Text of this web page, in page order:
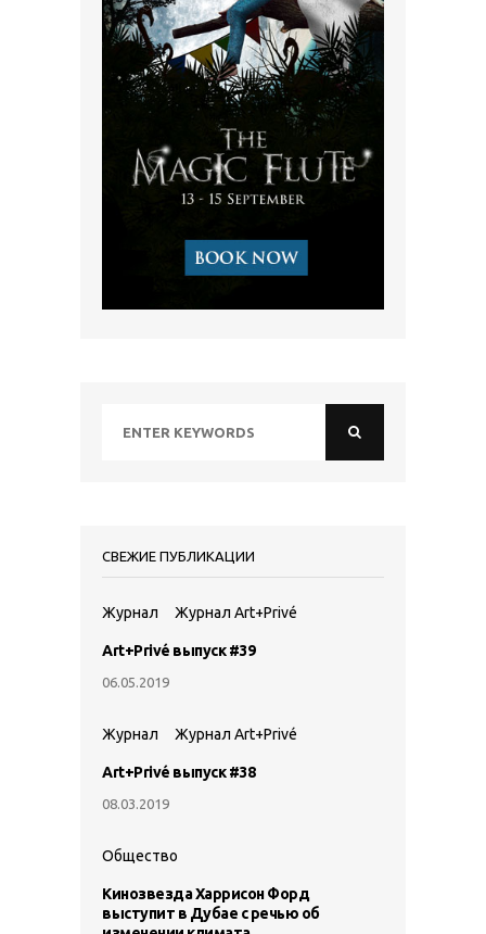
СВЕЖИЕ ПУБЛИКАЦИИ
Журнал Журнал Art+Privé
Art+Privé выпуск #39
06.05.2019
Журнал Журнал Art+Privé
Art+Privé выпуск #38
08.03.2019
Общество
Кинозвезда Харрисон Форд
выступит в Дубае с речью об